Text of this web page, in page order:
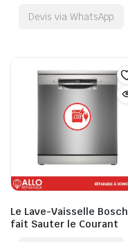
Devis via WhatsApp
Le Lave-Vaisselle Bosch
fait Sauter le Courant